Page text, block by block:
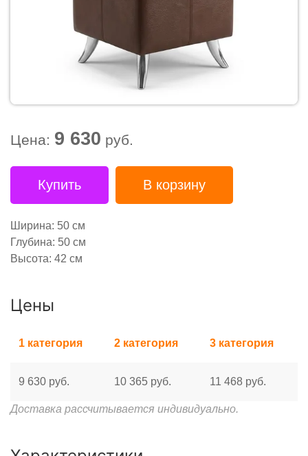
Цена: 9 630 руб.
Купить В корзину
Ширина: 50 см
Глубина: 50 см
Высота: 42 см
Цены
1 категория 2 категория 3 категория
9 630 руб. 10 365 руб. 11 468 руб.
Доставка рассчитывается индивидуально.